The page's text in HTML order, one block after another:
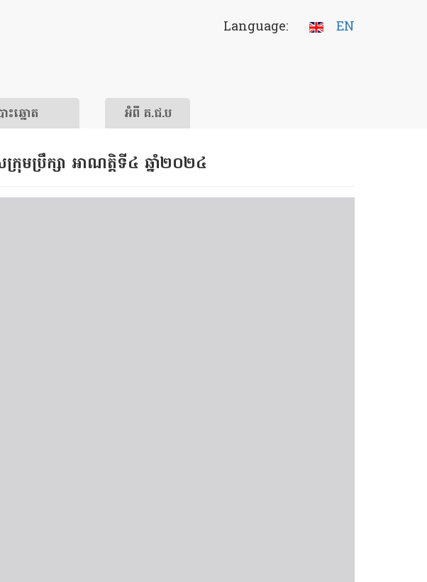
Language: EN
ះឆ្នោត អំពី គ.ជ.ប
រុមប្រឹក្សា អាណត្តិទី៤ ឆ្នាំ២០២៤